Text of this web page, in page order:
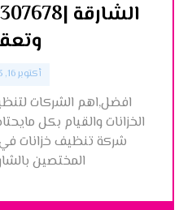
أكتوبر 16, 2023
افضل,اهم الشركات
الخزانات والقيام بكل
شركة تنظيف خزانات في
المختصين